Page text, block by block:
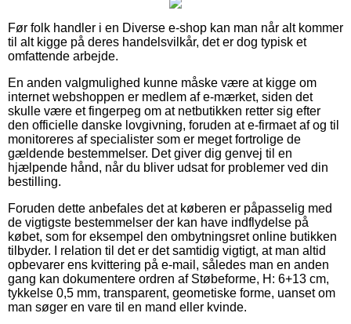
Før folk handler i en Diverse e-shop kan man når alt kommer
til alt kigge på deres handelsvilkår, det er dog typisk et
omfattende arbejde.
En anden valgmulighed kunne måske være at kigge om
internet webshoppen er medlem af e-mærket, siden det
skulle være et fingerpeg om at netbutikken retter sig efter
den officielle danske lovgivning, foruden at e-firmaet af og til
monitoreres af specialister som er meget fortrolige de
gældende bestemmelser. Det giver dig genvej til en
hjælpende hånd, når du bliver udsat for problemer ved din
bestilling.
Foruden dette anbefales det at køberen er påpasselig med
de vigtigste bestemmelser der kan have indflydelse på
købet, som for eksempel den ombytningsret online butikken
tilbyder. I relation til det er det samtidig vigtigt, at man altid
opbevarer ens kvittering på e-mail, således man en anden
gang kan dokumentere ordren af Støbeforme, H: 6+13 cm,
tykkelse 0,5 mm, transparent, geometiske forme, uanset om
man søger en vare til en mand eller kvinde.